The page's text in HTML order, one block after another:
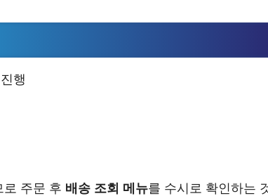
행
로 주문 후 배송 조회 메뉴를 수시로 확인하는